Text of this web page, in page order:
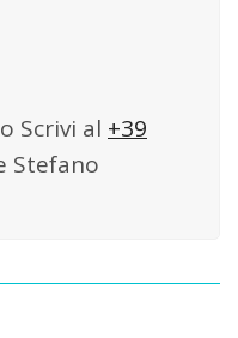
o Scrivi al +39
Stefano